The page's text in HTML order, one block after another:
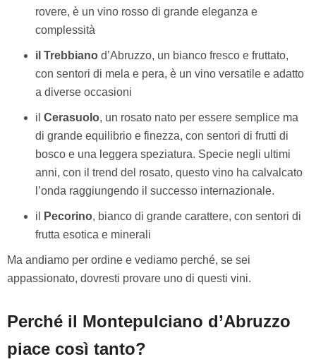
rovere, è un vino rosso di grande eleganza e
complessità
il Trebbiano d’Abruzzo, un bianco fresco e fruttato,
con sentori di mela e pera, è un vino versatile e adatto
a diverse occasioni
il Cerasuolo, un rosato nato per essere semplice ma
di grande equilibrio e finezza, con sentori di frutti di
bosco e una leggera speziatura. Specie negli ultimi
anni, con il trend del rosato, questo vino ha calvalcato
l’onda raggiungendo il successo internazionale.
il Pecorino, bianco di grande carattere, con sentori di
frutta esotica e minerali
Ma andiamo per ordine e vediamo perché, se sei
appassionato, dovresti provare uno di questi vini.
Perché il Montepulciano d’Abruzzo
piace così tanto?